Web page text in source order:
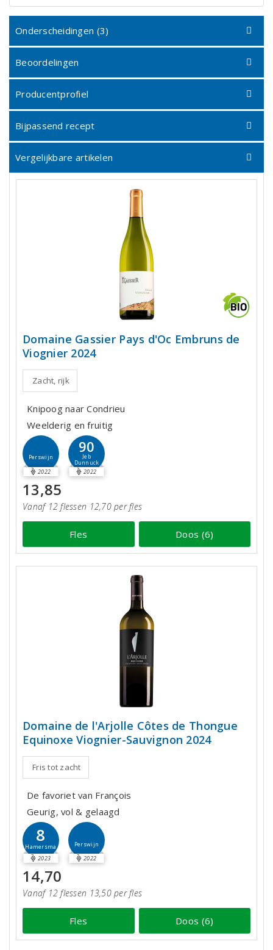
Onderscheidingen (3)
Beoordelingen
Producentprofiel
Bijpassend recept
Vergelijkbare artikelen
Domaine Gassier Pays d'Oc Embruns de
Viognier 2024
Zacht, rijk
Knipoog naar Condrieu
Weelderig en fruitig
Perswijn
2022
90
Jeb
Dunnuck
2022
13,85
Vanaf 12 flessen 12,70 per fles
Fles Doos (6)
Domaine de l'Arjolle Côtes de Thongue
Equinoxe Viognier-Sauvignon 2024
Fris tot zacht
De favoriet van François
Geurig, vol & gelaagd
8
Hamersma
2023
Perswijn
2022
14,70
Vanaf 12 flessen 13,50 per fles
Fles Doos (6)